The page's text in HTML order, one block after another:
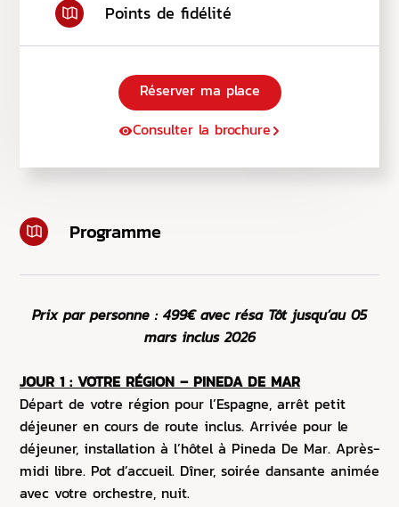
Points de fidélité
Réserver ma place
Consulter la brochure
Programme
Prix par personne : 499€ avec résa Tôt jusqu’au 05
mars inclus 2026
JOUR 1 : VOTRE RÉGION – PINEDA DE MAR
Départ de votre région pour l’Espagne, arrêt petit
déjeuner en cours de route inclus. Arrivée pour le
déjeuner, installation à l’hôtel à Pineda De Mar. Après-
midi libre. Pot d’accueil. Dîner, soirée dansante animée
avec votre orchestre, nuit.